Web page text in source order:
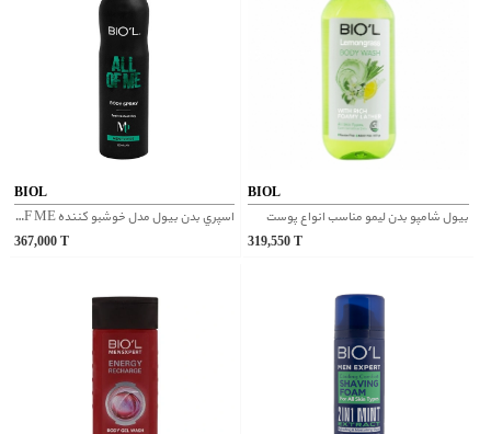
BIOL
اسپري بدن بیول مدل خوشبو كننده ALL OF ME
367,000
BIOL
بیول شامپو بدن لیمو مناسب انواع پوست
319,550